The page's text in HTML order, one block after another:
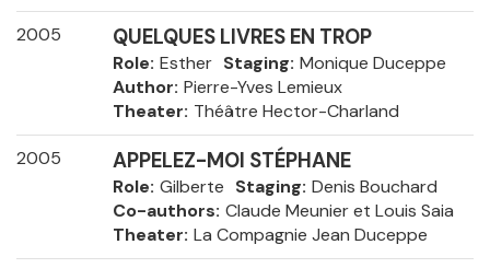
2005 QUELQUES LIVRES EN TROP
Role Esther Staging Monique Duceppe
Author Pierre-Yves Lemieux
Theater Théâtre Hector-Charland
2005 APPELEZ-MOI STÉPHANE
Role Gilberte Staging Denis Bouchard
Co-authors Claude Meunier et Louis Saia
Theater La Compagnie Jean Duceppe